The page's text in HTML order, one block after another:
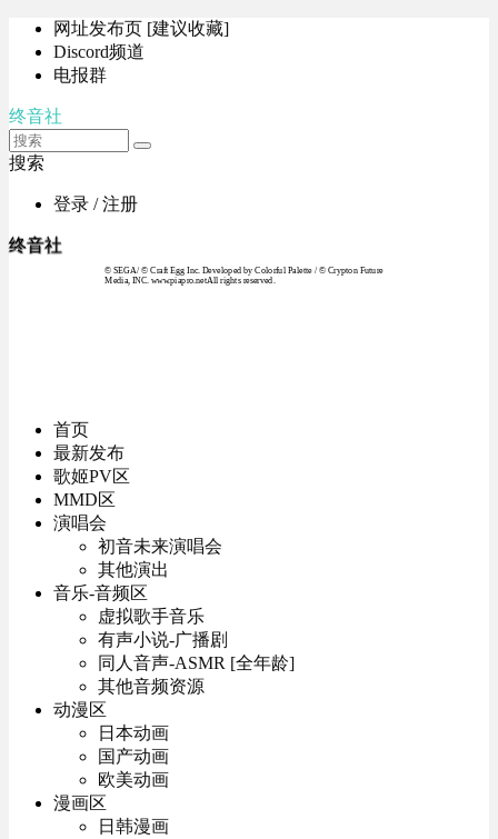
网址发布页 [建议收藏]
Discord频道
电报群
终音社
搜索
登录 / 注册
终音社
© SEGA / © Craft Egg Inc. Developed by Colorful Palette / © Crypton Future
Media, INC. www.piapro.netAll rights reserved.
首页
最新发布
歌姬PV区
MMD区
演唱会
初音未来演唱会
其他演出
音乐-音频区
虚拟歌手音乐
有声小说-广播剧
同人音声-ASMR [全年龄]
其他音频资源
动漫区
日本动画
国产动画
欧美动画
漫画区
日韩漫画